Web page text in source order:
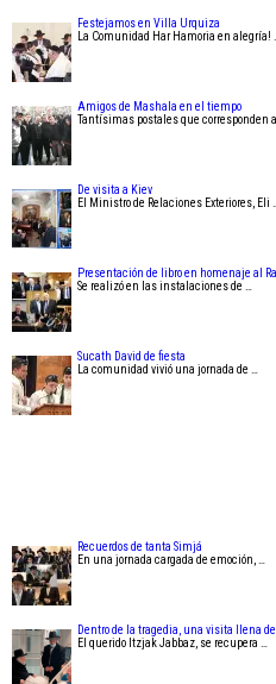
Festejamos en Villa Urquiza
La Comunidad Har Hamoria en alegría! …
Amigos de Mashala en el tiempo
Tantísimas postales que corresponden a
De visita a Kiev
El Ministro de Relaciones Exteriores, Eli …
Presentación de libro en homenaje al
Se realizó en las instalaciones de …
Sucath David de fiesta
La comunidad vivió una jornada de …
Recuerdos de tanta Simjá
En una jornada cargada de emoción, …
Dentro de la tragedia, una visita llena
El querido Itzjak Jabbaz, se recupera …